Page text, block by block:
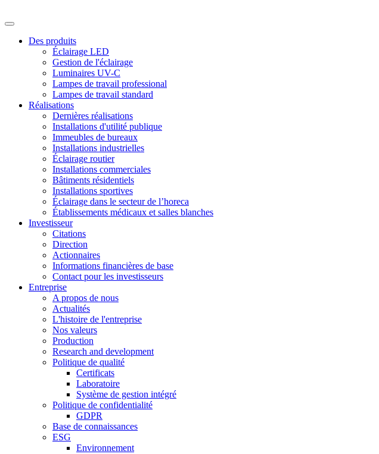
Des produits
Éclairage LED
Gestion de l'éclairage
Luminaires UV-C
Lampes de travail professional
Lampes de travail standard
Réalisations
Dernières réalisations
Installations d'utilité publique
Immeubles de bureaux
Installations industrielles
Éclairage routier
Installations commerciales
Bâtiments résidentiels
Installations sportives
Éclairage dans le secteur de l’horeca
Établissements médicaux et salles blanches
Investisseur
Citations
Direction
Actionnaires
Informations financières de base
Contact pour les investisseurs
Entreprise
A propos de nous
Actualités
L'histoire de l'entreprise
Nos valeurs
Production
Research and development
Politique de qualité
Certificats
Laboratoire
Système de gestion intégré
Politique de confidentialité
GDPR
Base de connaissances
ESG
Environnement